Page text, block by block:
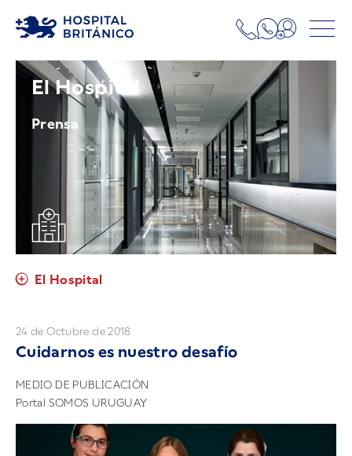
El Hospital
Prensa
El Hospital
24 de Octubre de 2018
Cuidarnos es nuestro desafío
MEDIO DE PUBLICACIÓN
Portal SOMOS URUGUAY